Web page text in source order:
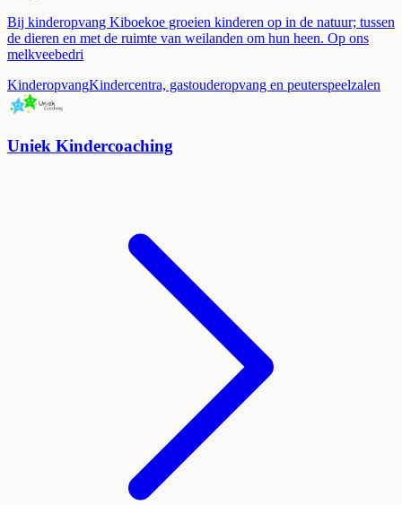
Bij kinderopvang Kiboekoe groeien kinderen op in de natuur; tussen
de dieren en met de ruimte van weilanden om hun heen. Op ons
melkveebedri
KinderopvangKindercentra, gastouderopvang en peuterspeelzalen
Uniek Kindercoaching